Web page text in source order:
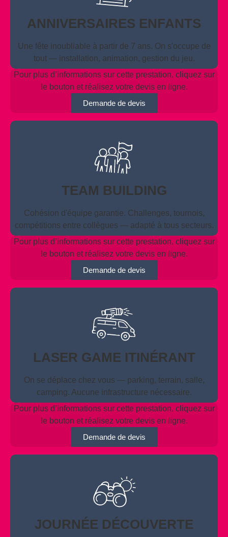
ANNIVERSAIRES ENFANTS
Une fête inoubliable à partir de 7 ans. On s'occupe de
tout — installation, animation, gestion du jeu.
Pour plus d’informations sur cette prestation, cliquez sur
le bouton et réalisez votre devis en ligne.
Demande de devis
TEAM BUILDING
Cohésion d'équipe garantie. Challenges, tournois,
compétitions entre collègues — adapté à tous secteurs.
Pour plus d’informations sur cette prestation, cliquez sur
le bouton et réalisez votre devis en ligne.
Demande de devis
LASER GAME ITINÉRANT
On se déplace chez vous — parking, terrain, salle,
camping. Aucune infrastructure nécessaire.
Pour plus d’informations sur cette prestation, cliquez sur
le bouton et réalisez votre devis en ligne.
Demande de devis
JOURNÉE DÉCOUVERTE